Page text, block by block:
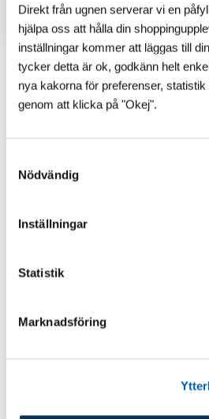
Direkt från ugnen serverar vi en
hjälpa oss att hålla din
inställningar kommer att läggas till
tycker detta är ok, godkänn helt
nya kakorna för preferenser,
genom att klicka på "Okej".
Nödvändig
Inställningar
Statistik
Marknadsföring
TIPS &
Senaste inlägg